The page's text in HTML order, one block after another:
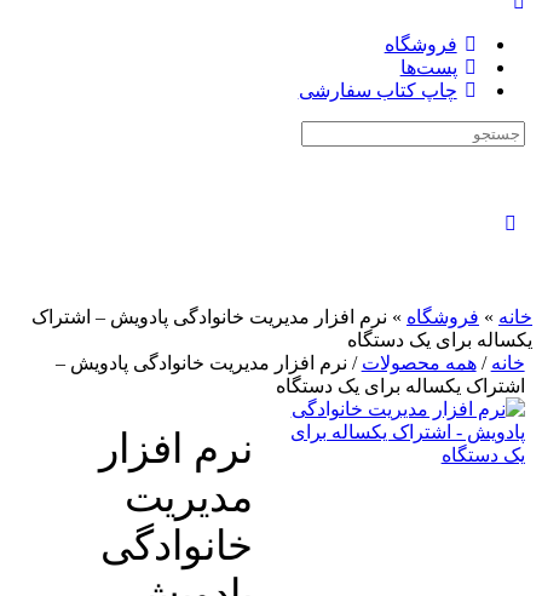
فروشگاه
پست‌ها
چاپ کتاب سفارشی
جستجوی:
خانه » فروشگاه » نرم افزار مدیریت خانوادگی پادویش – اشتراک
یکساله برای یک دستگاه
خانه /همه محصولات / نرم افزار مدیریت خانوادگی پادویش –
اشتراک یکساله برای یک دستگاه
نرم افزار
مدیریت
خانوادگی